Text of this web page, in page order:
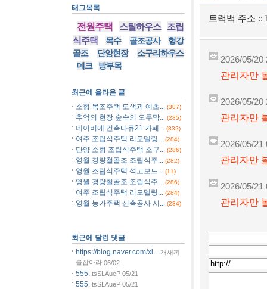
트랙백 주소 ::
2026/05/20
관리자만
2026/05/20
관리자만
2026/05/21
관리자만
2026/05/21
관리자만
태그목록
전원주택 스틸하우스
조립
식주택
목수 골조공사
형강
골조
단양현장
소구리하우스
데크
방부목
최근에 올라온 글
소형 목조주택 도색과 예초...
(307)
추억의 현장 숲속의 오두막... (285)
네이버에 건축다큐21 카페... (832)
여주 조립식주택 리모델링... (284)
단양 소형 조립식주택 소구... (286)
영월 경량철골조 조립식주... (282)
영월 조립식주택 석고보드... (11)
영월 경량철골조 조립식주... (286)
여주 조립식주택 리모델링... (284)
영월 농가주택 신축공사 시... (284)
최근에 달린 댓글
https://blog.naver.com/xl...
개새끼
를잡아라 06/02
555. tsSLAueP 05/21
555. tsSLAueP 05/21